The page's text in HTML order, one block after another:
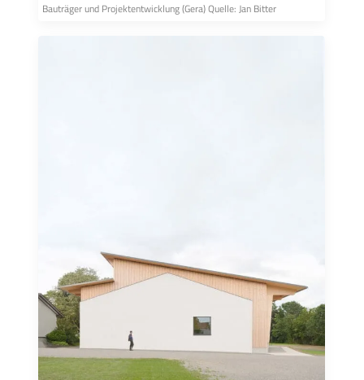
Bauträger und Projektentwicklung (Gera) Quelle: Jan Bitter